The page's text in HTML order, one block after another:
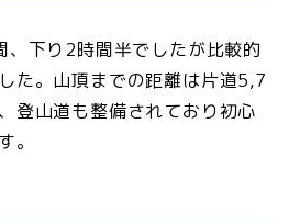
、下り2時間半でしたが比較的
た。山頂までの距離は片道5,7
登山道も整備されており初心
。